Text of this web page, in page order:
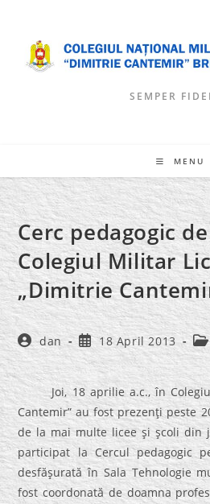
content
SEMPER
MENU
Cerc pedagogic
Colegiul Militar
„Dimitrie
Post
author:
dan
Post
published:
18 April 2013
Joi, 18 aprilie a.c., în Colegiul
Cantemir” au fost prezenţi peste
de la mai multe licee şi şcoli din
participat la Cercul pedagogic
desfăşurată în Sala Tehnologie
fost coordonată de doamna